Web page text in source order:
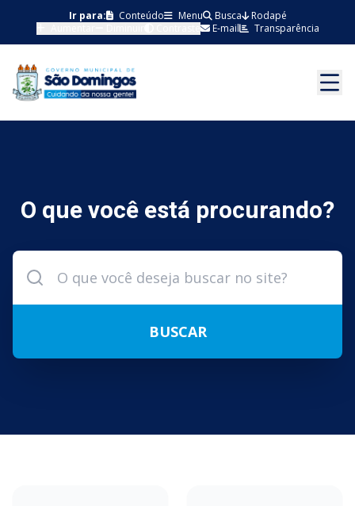
Ir para: Conteúdo Menu Busca Rodapé
E-mail Transparência
O que você está procurando?
BUSCAR